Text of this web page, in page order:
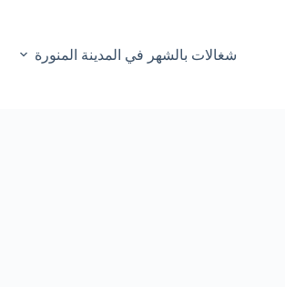
شغالات بالشهر في المدينة المنورة